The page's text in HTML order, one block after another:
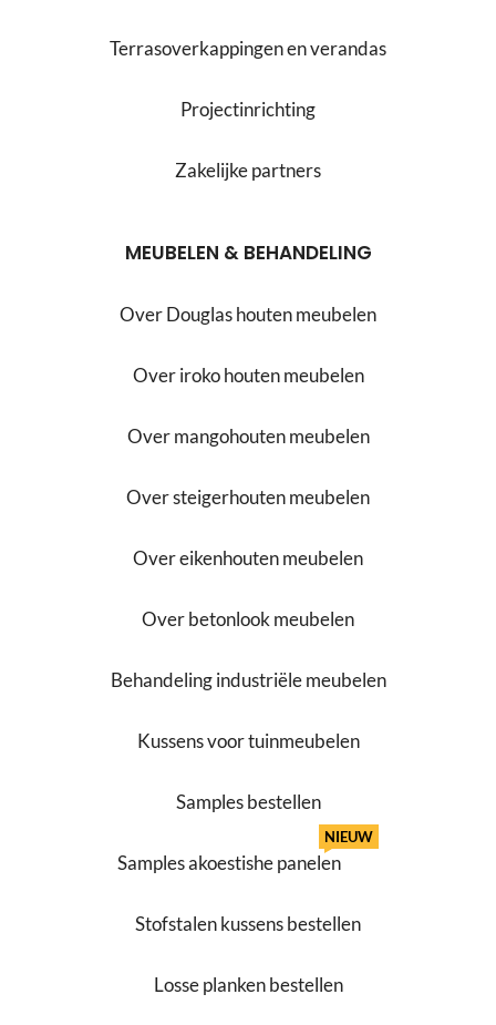
Terrasoverkappingen en verandas
Projectinrichting
Zakelijke partners
MEUBELEN & BEHANDELING
Over Douglas houten meubelen
Over iroko houten meubelen
Over mangohouten meubelen
Over steigerhouten meubelen
Over eikenhouten meubelen
Over betonlook meubelen
Behandeling industriële meubelen
Kussens voor tuinmeubelen
Samples bestellen
Samples akoestishe panelen
NIEUW
Stofstalen kussens bestellen
Losse planken bestellen